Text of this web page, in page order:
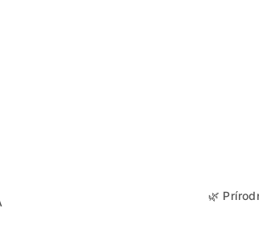
🌿